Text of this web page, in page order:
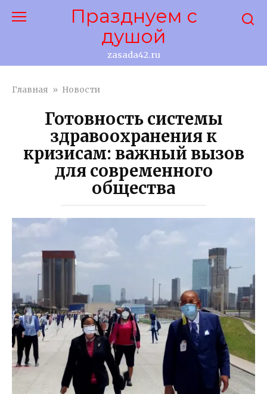
Празднуем с
душой
zasada42.ru
Главная » Новости
Готовность системы
здравоохранения к
кризисам: важный вызов
для современного
общества